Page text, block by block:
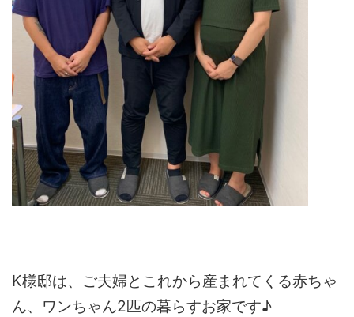
K様邸は、ご夫婦とこれから産まれてくる赤ちゃ
ん、ワンちゃん2匹の暮らすお家です♪